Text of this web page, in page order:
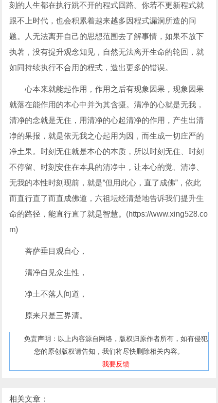
刻的人生都在执行跳不开的程式回路。你若不更新程式就
跟不上时代，也会积累着越来越多因程式漏洞所造的问
题。人无法离开自己的思想范围去了解事情，如果不放下
执著，没有提升观念知见，自然无法离开生命的轮回，就
如同持续执行不合用的程式，造出更多的错误。
心本来就能起作用，作用之后有现象因果，现象因果
就落在能作用的本心中并为其含摄。清净的心就是无我，
清净的念就是无住，用清净的心起清净的作用，产生出清
净的果报，就是依无我之心起用为因，而生成一切庄严的
净土果。时刻无住就是本心的本质，所以时刻无住、时刻
不停留、时刻安住在本具的清净中，让本心的觉、清净、
无我的本性时刻现前，就是“但用此心，直了成佛”，依此
而直行直了而直成佛道，六祖坛经清楚地告诉我们提升生
命的路径，能直行直了就是智慧。(https://www.xing528.co
m)
菩萨垂目观自心，
清净自见众生性，
净土不落人间道，
原来只是三界清。
免责声明：以上内容源自网络，版权归原作者所有，如有侵犯
您的原创版权请告知，我们将尽快删除相关内容。
我要反馈
相关文章：